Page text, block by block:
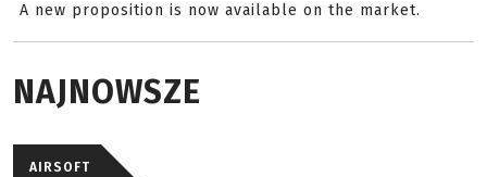
A new proposition is now available on the market.
NAJNOWSZE
AIRSOFT